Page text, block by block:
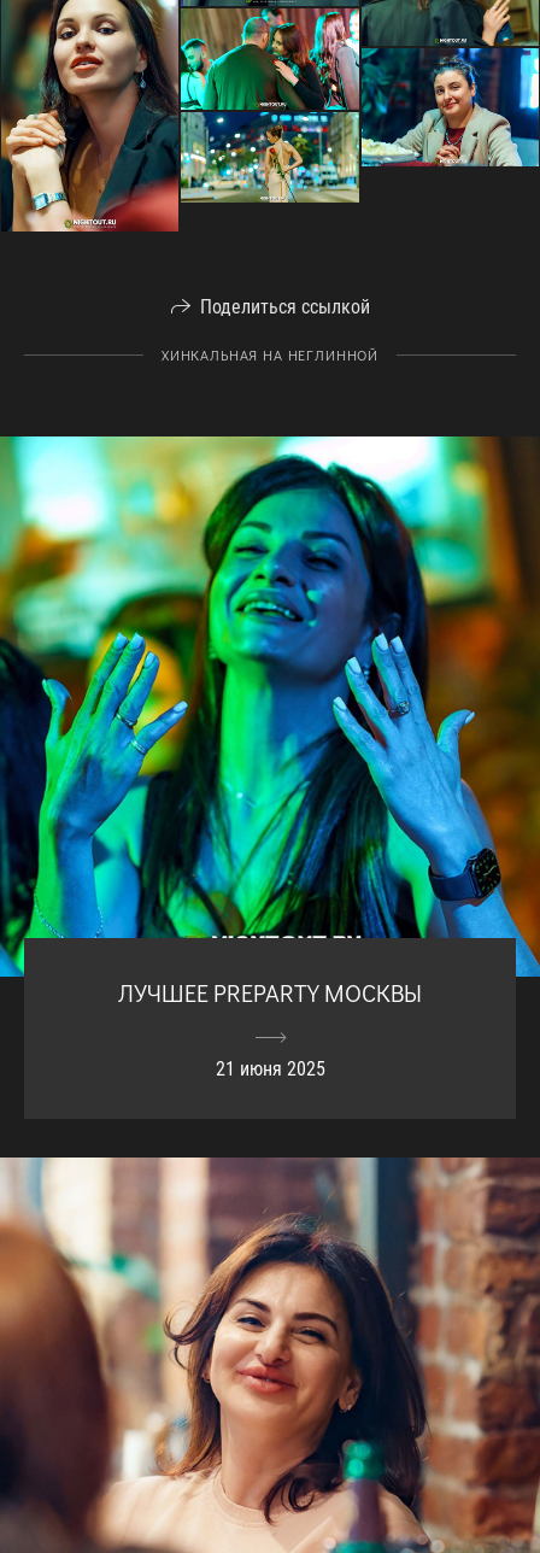
Поделиться ссылкой
ХИНКАЛЬНАЯ НА НЕГЛИННОЙ
ЛУЧШЕЕ PREPARTY МОСКВЫ
21 июня 2025